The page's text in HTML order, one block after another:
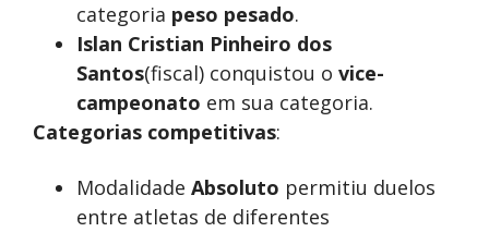
categoria peso pesado.
Islan Cristian Pinheiro dos
Santos(fiscal) conquistou o vice-
campeonato em sua categoria.
Categorias competitivas:
Modalidade Absoluto permitiu duelos
entre atletas de diferentes